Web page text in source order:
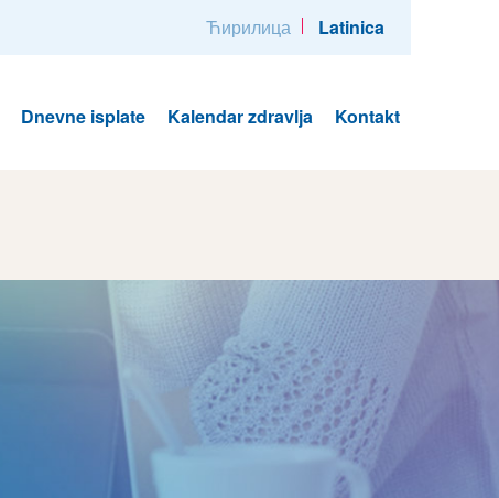
Ћирилица Latinica
Dnevne isplate Kalendar zdravlja Kontakt